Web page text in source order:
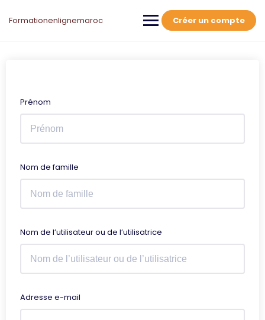
Formationenlignemaroc Créer un compte
Prénom
Nom de famille
Nom de l’utilisateur ou de l’utilisatrice
Adresse e-mail